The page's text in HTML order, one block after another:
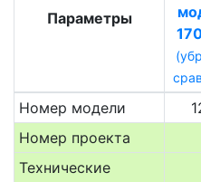
Параметры
Номер модели
Номер проекта
Технические